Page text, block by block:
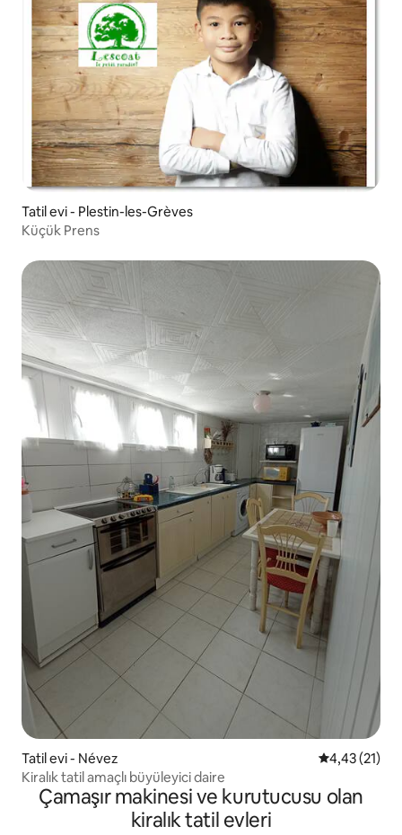
Tatil evi - Plestin-les-Grèves
Küçük Prens
Tatil evi - Névez 5 üzerinden
4,43 (21)
Kiralık tatil amaçlı büyüleyici daire
Çamaşır makinesi ve kurutucusu olan
kiralık tatil evleri